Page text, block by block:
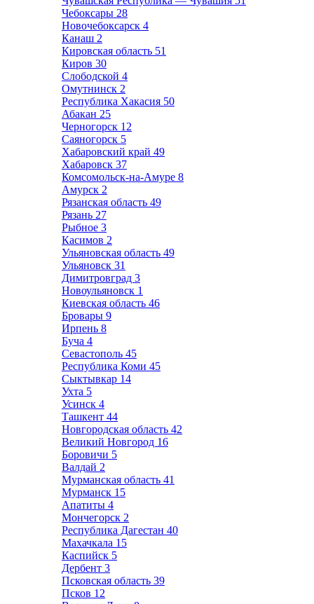
Чебоксары 28
Новочебоксарск 4
Канаш 2
Кировская область 51
Киров 30
Слободской 4
Омутнинск 2
Республика Хакасия 50
Абакан 25
Черногорск 12
Саяногорск 5
Хабаровский край 49
Хабаровск 37
Комсомольск-на-Амуре 8
Амурск 2
Рязанская область 49
Рязань 27
Рыбное 3
Касимов 2
Ульяновская область 49
Ульяновск 31
Димитровград 3
Новоульяновск 1
Киевская область 46
Бровары 9
Ирпень 8
Буча 4
Севастополь 45
Республика Коми 45
Сыктывкар 14
Ухта 5
Усинск 4
Ташкент 44
Новгородская область 42
Великий Новгород 16
Боровичи 5
Валдай 2
Мурманская область 41
Мурманск 15
Апатиты 4
Мончегорск 2
Республика Дагестан 40
Махачкала 15
Каспийск 5
Дербент 3
Псковская область 39
Псков 12